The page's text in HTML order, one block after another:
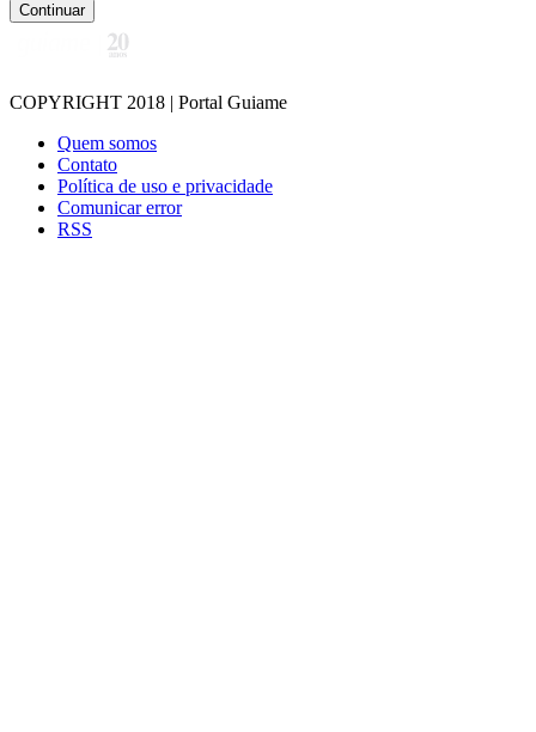
Continuar
COPYRIGHT 2018 | Portal Guiame
Quem somos
Contato
Política de uso e privacidade
Comunicar error
RSS